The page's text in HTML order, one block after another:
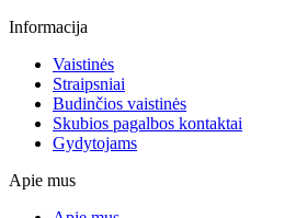
Informacija
Vaistinės
Straipsniai
Budinčios vaistinės
Skubios pagalbos kontaktai
Gydytojams
Apie mus